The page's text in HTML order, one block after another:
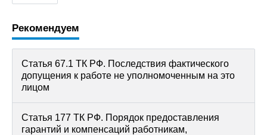
Рекомендуем
Статья 67.1 ТК РФ. Последствия фактического
допущения к работе не уполномоченным на это
лицом
Статья 177 ТК РФ. Порядок предоставления
гарантий и компенсаций работникам,